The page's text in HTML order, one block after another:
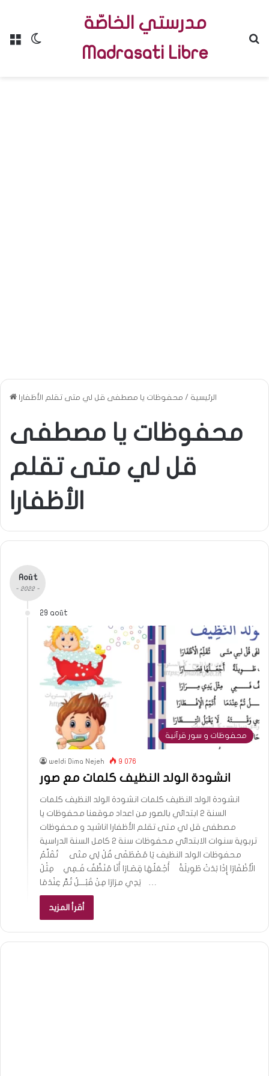
Menu
مدرستي الخاصّة
Madrasati Libre
الرئيسية / محفوظات يا مصطفى قل لي متى تقلم الأظفارا
محفوظات يا مصطفى
قل لي متى تقلم
الأظفارا
Août
- 2022 -
29 août
محفوظات و سور قرآنية
weldi Dima Nejeh 9 076
انشودة الولد النظيف كلمات مع صور
انشودة الولد النظيف كلمات انشودة الولد النظيف كلمات
السنة 2 ابتدائي بالصور من اعداد موقعنا محفوظات يا
مصطفى قل لي متى تقلم الأظفارا اناشيد و محفوظات
تربوية سنوات الابتدائي محفوظات سنة 2 كامل السنة الدراسية
محفوظات الولد النظيف يَا مُصْطَفَى قُلْ لِي متَى تُقَلِّمُ
الْأظْفَارَا إِذَا بَدَتْ طَوِيلَةً أَجْعَلُهَا قِصَـارَا أَنَا مُنَظِّفٌ فَـمِي مِثْلَ
يَدِي مرَارَا مِنْ قَبْـــلُ تُمَّ عِنْدَمَا …
أقرأ المزيد